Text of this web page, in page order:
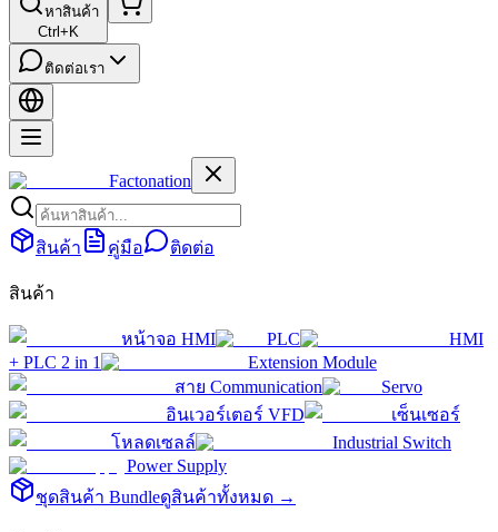
หาสินค้า
Ctrl+K
ติดต่อเรา
Factonation
สินค้า คู่มือ ติดต่อ
สินค้า
หน้าจอ HMI PLC
HMI
+ PLC 2 in 1
Extension Module
สาย Communication
Servo
อินเวอร์เตอร์ VFD
เซ็นเซอร์
โหลดเซลล์
Industrial Switch
Power Supply
ชุดสินค้า Bundleดูสินค้าทั้งหมด →